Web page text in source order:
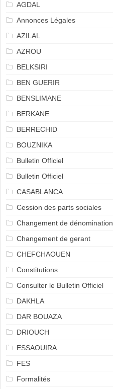
AGDAL
Annonces Légales
AZILAL
AZROU
BELKSIRI
BEN GUERIR
BENSLIMANE
BERKANE
BERRECHID
BOUZNIKA
Bulletin Officiel
Bulletin Officiel
CASABLANCA
Cession des parts sociales
Changement de dénomination
Changement de gerant
CHEFCHAOUEN
Constitutions
Consulter le Bulletin Officiel
DAKHLA
DAR BOUAZA
DRIOUCH
ESSAOUIRA
FES
Formalités